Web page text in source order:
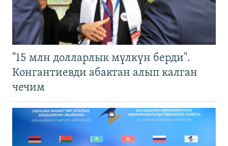
"15 млн долларлык мүлкүн берди".
Конгантиевди абактан алып калган
чечим